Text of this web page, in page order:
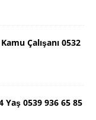
Çalışanı 0532
Yaş 0539 936 65 85